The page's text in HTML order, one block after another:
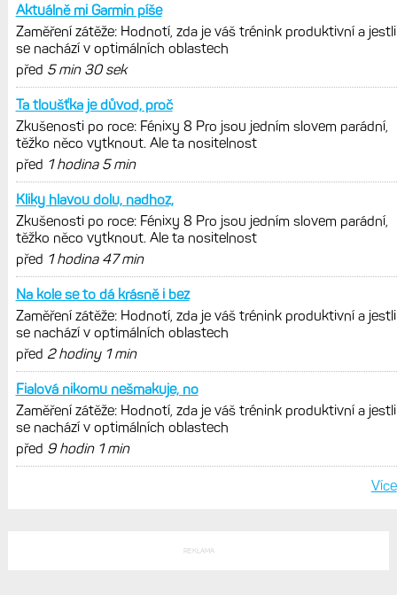
Zaměření zátěže: Hodnotí, zda je váš
trénink produktivní a jestli se nachází
v optimálních oblastech
Garmin poprvé překonal hranici
300 dolarů. Cena akcií za devět
měsíců výrazně vzrostla
Elektrokola s motorem Bosch se
konečně mohou propojit s Garminem.
Zatím ale jen s Edge
Model Fénix 9 ve třech variantách.
Základ, Pro a inReach. Přijde i menší
verze 43 mm a také solární MIP